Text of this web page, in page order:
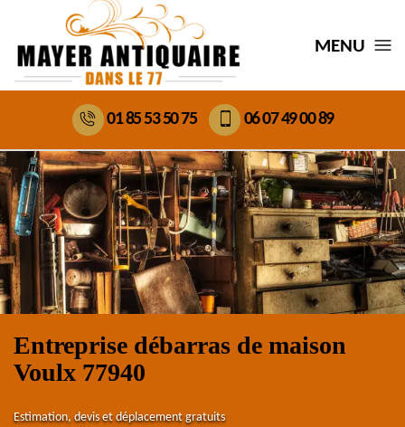
MENU
01 85 53 50 75 06 07 49 00 89
Entreprise débarras de maison
Voulx 77940
Estimation, devis et déplacement gratuits